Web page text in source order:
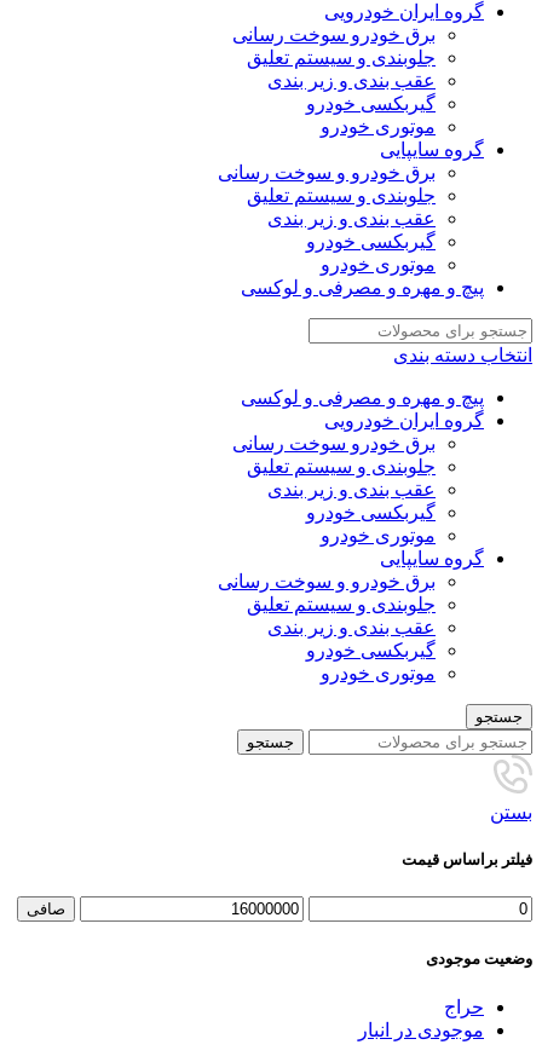
گروه ایران خودرویی
برق خودرو سوخت رسانی
جلوبندی و سیستم تعلیق
عقب بندی و زیر بندی
گیربکسی خودرو
موتوری خودرو
گروه سایپایی
برق خودرو و سوخت رسانی
جلوبندی و سیستم تعلیق
عقب بندی و زیر بندی
گیربکسی خودرو
موتوری خودرو
پیچ و مهره و مصرفی و لوکسی
انتخاب دسته بندی
پیچ و مهره و مصرفی و لوکسی
گروه ایران خودرویی
برق خودرو سوخت رسانی
جلوبندی و سیستم تعلیق
عقب بندی و زیر بندی
گیربکسی خودرو
موتوری خودرو
گروه سایپایی
برق خودرو و سوخت رسانی
جلوبندی و سیستم تعلیق
عقب بندی و زیر بندی
گیربکسی خودرو
موتوری خودرو
جستجو
جستجو
بستن
فیلتر براساس قیمت
حداقل
حداكثر
صافی
وضعیت موجودی
حراج
موجودی در انبار